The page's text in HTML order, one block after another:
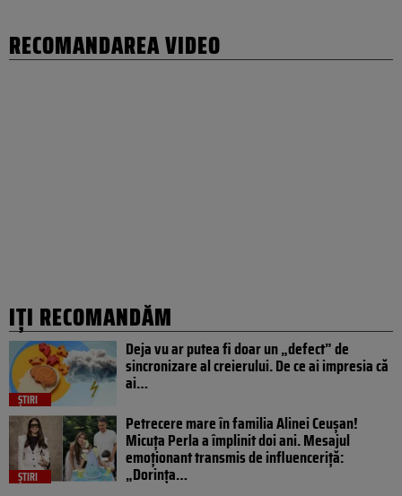
RECOMANDAREA VIDEO
IȚI RECOMANDĂM
ȘTIRI
Deja vu ar putea fi doar un „defect” de
sincronizare al creierului. De ce ai impresia că
ai…
ȘTIRI
Petrecere mare în familia Alinei Ceușan!
Micuța Perla a împlinit doi ani. Mesajul
emoționant transmis de influenceriță:
„Dorința…